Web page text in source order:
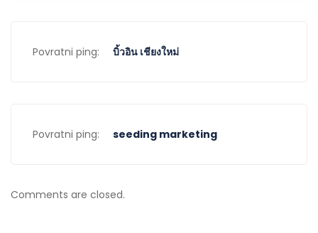
Povratni ping: บิ้วอิน เชียงใหม่
Povratni ping: seeding marketing
Comments are closed.